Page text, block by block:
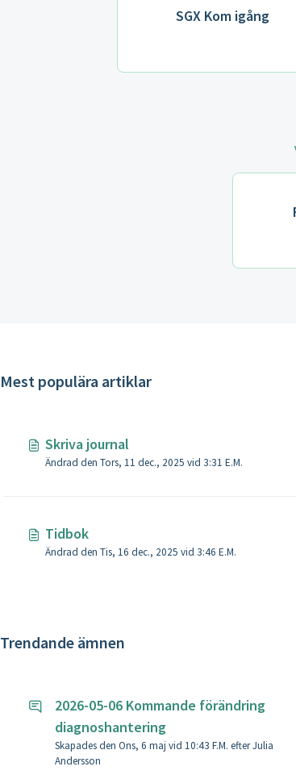
SGX Kom igång
Mest populära artiklar
Skriva journal
Ändrad den Tors, 11 dec., 2025 vid 3:31 E.M.
Tidbok
Ändrad den Tis, 16 dec., 2025 vid 3:46 E.M.
Trendande ämnen
2026-05-06 Kommande förändring
diagnoshantering
Skapades den Ons, 6 maj vid 10:43 F.M. efter Julia
Andersson